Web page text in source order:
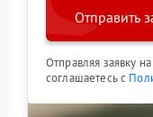
Отправить
Отправляя заявку
соглашаетесь с